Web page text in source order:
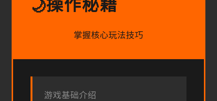
🌙操作秘籍
掌握核心玩法技巧
游戏基础介绍